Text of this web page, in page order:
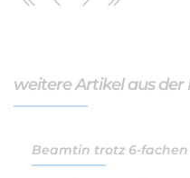
weitere Artikel aus
Beamtin trotz 6-